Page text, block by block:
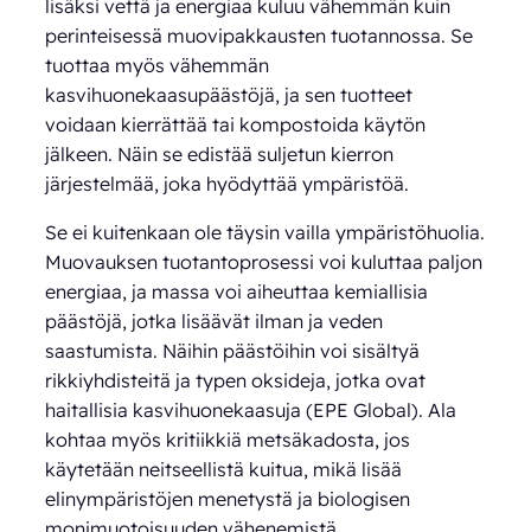
lisäksi vettä ja energiaa kuluu vähemmän kuin
perinteisessä muovipakkausten tuotannossa. Se
tuottaa myös vähemmän
kasvihuonekaasupäästöjä, ja sen tuotteet
voidaan kierrättää tai kompostoida käytön
jälkeen. Näin se edistää suljetun kierron
järjestelmää, joka hyödyttää ympäristöä.
Se ei kuitenkaan ole täysin vailla ympäristöhuolia.
Muovauksen tuotantoprosessi voi kuluttaa paljon
energiaa, ja massa voi aiheuttaa kemiallisia
päästöjä, jotka lisäävät ilman ja veden
saastumista. Näihin päästöihin voi sisältyä
rikkiyhdisteitä ja typen oksideja, jotka ovat
haitallisia kasvihuonekaasuja (EPE Global). Ala
kohtaa myös kritiikkiä metsäkadosta, jos
käytetään neitseellistä kuitua, mikä lisää
elinympäristöjen menetystä ja biologisen